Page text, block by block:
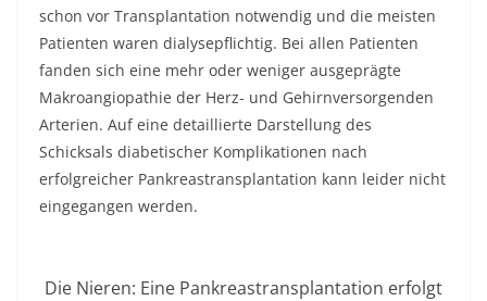
schon vor Transplantation notwendig und die meisten
Patienten waren dialysepflichtig. Bei allen Patienten
fanden sich eine mehr oder weniger ausgeprägte
Makroangiopathie der Herz- und Gehirnversorgenden
Arterien. Auf eine detaillierte Darstellung des
Schicksals diabetischer Komplikationen nach
erfolgreicher Pankreastransplantation kann leider nicht
eingegangen werden.
Die Nieren: Eine Pankreastransplantation erfolgt